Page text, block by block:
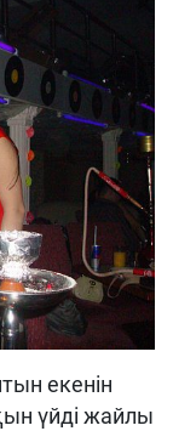
екенін
үйді жайлы